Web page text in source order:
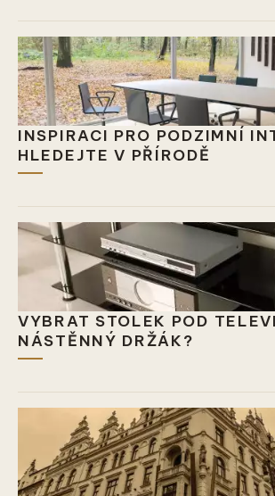
INSPIRACI PRO PODZIMNÍ
HLEDEJTE V PŘÍRODĚ
VYBRAT STOLEK POD
NÁSTĚNNÝ DRŽÁK?